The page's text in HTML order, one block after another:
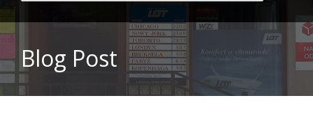
Blog Post